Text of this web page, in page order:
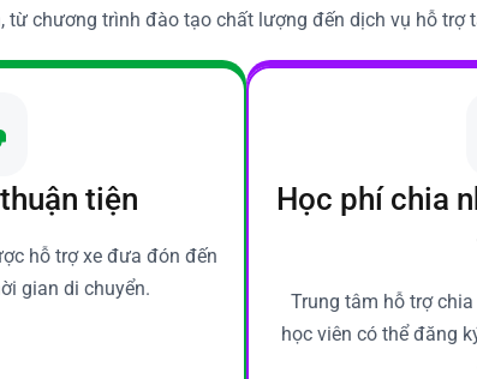
chương trình đào tạo chất lượng đến dịch vụ hỗ trợ
tiện
hỗ trợ xe đưa đón đến
gian di chuyển.
Học phí chia
Trung tâm hỗ trợ
học viên có thể đăng